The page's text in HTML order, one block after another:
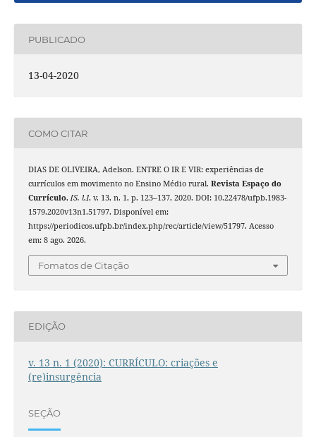
PUBLICADO
13-04-2020
COMO CITAR
DIAS DE OLIVEIRA, Adelson. ENTRE O IR E VIR: experiências de
currículos em movimento no Ensino Médio rural. Revista Espaço do
Currículo, [S. l.], v. 13, n. 1, p. 123–137, 2020. DOI: 10.22478/ufpb.1983-
1579.2020v13n1.51797. Disponível em:
https://periodicos.ufpb.br/index.php/rec/article/view/51797. Acesso
em: 8 ago. 2026.
Fomatos de Citação
EDIÇÃO
v. 13 n. 1 (2020): CURRÍCULO: criações e
(re)insurgência
SEÇÃO